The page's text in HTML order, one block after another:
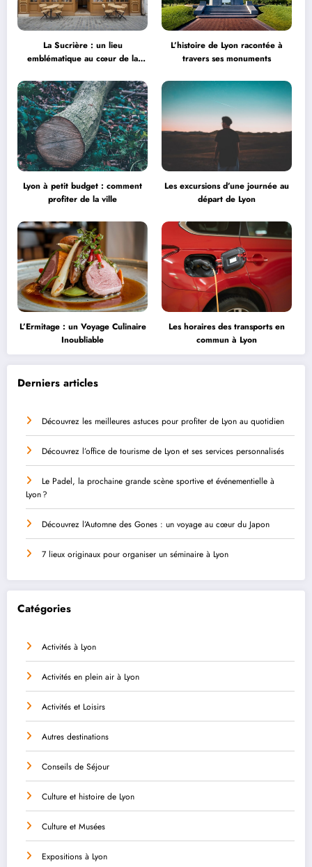
La Sucrière : un lieu
emblématique au cœur de la
L’histoire de Lyon racontée à
travers ses monuments
Lyon à petit budget : comment
profiter de la ville
Les excursions d’une journée au
départ de Lyon
L’Ermitage : un Voyage Culinaire
Inoubliable
Les horaires des transports en
commun à Lyon
Derniers articles
Découvrez les meilleures astuces pour profiter de Lyon au quotidien
Découvrez l’office de tourisme de Lyon et ses services personnalisés
Le Padel, la prochaine grande scène sportive et événementielle à
Lyon ?
Découvrez l’Automne des Gones : un voyage au cœur du Japon
7 lieux originaux pour organiser un séminaire à Lyon
Catégories
Activités à Lyon
Activités en plein air à Lyon
Activités et Loisirs
Autres destinations
Conseils de Séjour
Culture et histoire de Lyon
Culture et Musées
Expositions à Lyon